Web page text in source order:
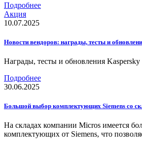
Подробнее
Акция
10.07.2025
Новости вендоров: награды, тесты и
Награды, тесты и обновления Kaspersky
Подробнее
30.06.2025
Большой выбор комплектующих Siemens со
На складах компании Micros имеется
комплектующих от Siemens, что